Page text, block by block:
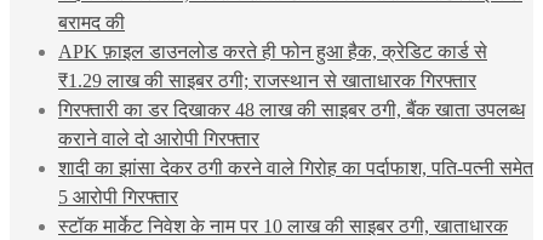
बरामद की
APK फ़ाइल डाउनलोड करते ही फोन हुआ हैक, क्रेडिट कार्ड से
₹1.29 लाख की साइबर ठगी; राजस्थान से खाताधारक गिरफ्तार
गिरफ्तारी का डर दिखाकर 48 लाख की साइबर ठगी, बैंक खाता उपलब्ध
कराने वाले दो आरोपी गिरफ्तार
शादी का झांसा देकर ठगी करने वाले गिरोह का पर्दाफाश, पति-पत्नी समेत
5 आरोपी गिरफ्तार
स्टॉक मार्केट निवेश के नाम पर 10 लाख की साइबर ठगी, खाताधारक